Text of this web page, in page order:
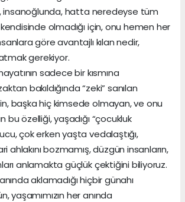
insanoğlunda, hatta neredeyse tüm
olmadığı için, onu hemen her
göre avantajlı kılan nedir,
gerekiyor.
sadece bir kısmına
bakıldığında “zeki” sanılan
başka hiç kimsede olmayan, ve onu
bu özelliği, yaşadığı “çocukluk
çok erken yaşta vedalaştığı,
ahlakını bozmamış, düzgün insanların,
anlamakta güçlük çektiğini biliyoruz.
aklamadığı hiçbir günahı
yaşamımızın her anında